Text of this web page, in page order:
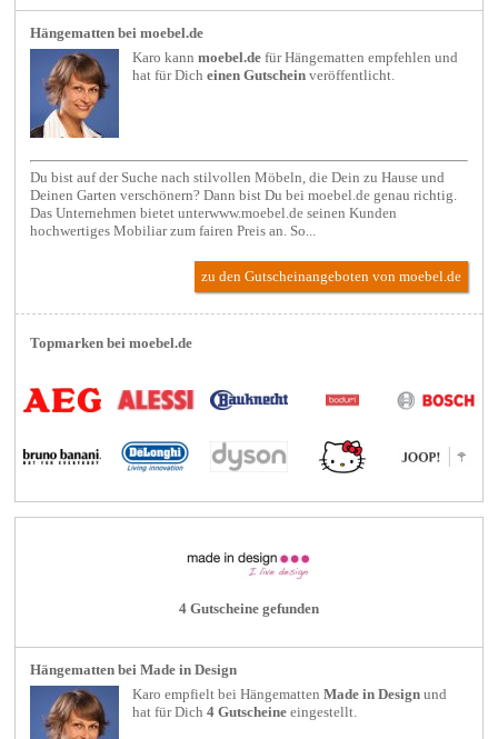
Hängematten bei moebel.de
Karo kannmoebel.de fürHängematten empfehlen und
hat für Dicheinen Gutschein veröffentlicht.
Du bist auf der Suche nach stilvollen Möbeln, die Dein zu Hause und
Deinen Garten verschönern? Dann bist Du bei moebel.de genau richtig.
Das Unternehmen bietet unterwww.moebel.de seinen Kunden
hochwertiges Mobiliar zum fairen Preis an. So...
zu den Gutscheinangeboten von moebel.de
Topmarken bei moebel.de
4 Gutscheine gefunden
Hängematten bei Made in Design
Karo empfielt beiHängematten Made in Design und
hat für Dich4 Gutscheine eingestellt.